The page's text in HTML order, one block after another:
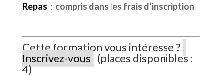
Repas : compris dans les frais d’inscription
Cette formation vous intéresse ?
Inscrivez-vous (places disponibles :
4)